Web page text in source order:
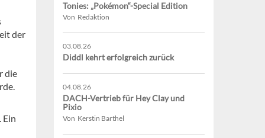
der
die
Ein
Tonies: „Pokémon“-Special Edition
Von Redaktion
03.08.26
Diddl kehrt erfolgreich zurück
04.08.26
DACH-Vertrieb für Hey Clay und
Pixio
Von Kerstin Barthel